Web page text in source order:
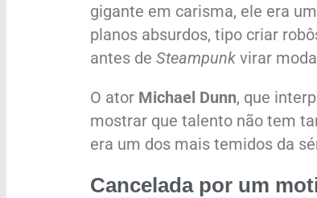
gigante em carisma, ele era
planos absurdos, tipo criar
antes de Steampunk virar
O ator Michael Dunn, que
mostrar que talento não tem
era um dos mais temidos da
Cancelada por um